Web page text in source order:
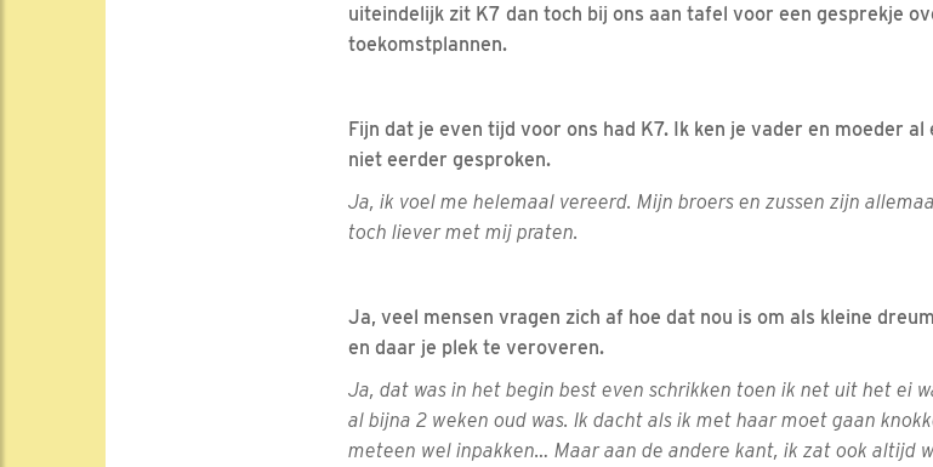
uiteindelijk zit K7 dan toch bij ons aan tafel voor een gesprekje
toekomstplannen.
Fijn dat je even tijd voor ons had K7. Ik ken je vader en moeder
niet eerder gesproken.
Ja, ik voel me helemaal vereerd. Mijn broers en zussen zijn
toch liever met mij praten.
Ja, veel mensen vragen zich af hoe dat nou is om als kleine
en daar je plek te veroveren.
Ja, dat was in het begin best even schrikken toen ik net uit het ei
al bijna 2 weken oud was. Ik dacht als ik met haar moet gaan
meteen wel inpakken… Maar aan de andere kant, ik zat ook altijd